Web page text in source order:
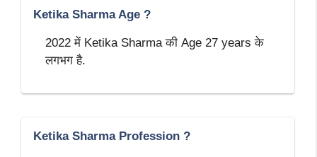
Ketika Sharma Age ?
2022 में Ketika Sharma की Age 27 years के
लगभग है.
Ketika Sharma Profession ?